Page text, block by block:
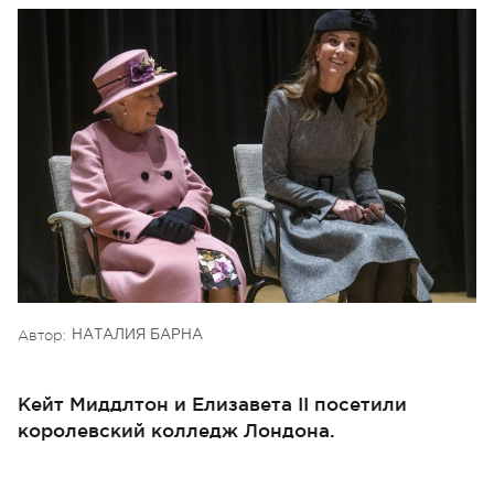
Автор: НАТАЛИЯ БАРНА
Кейт Миддлтон и Елизавета ІІ посетили
королевский колледж Лондона.